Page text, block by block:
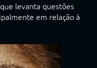
levanta questões
em relação à